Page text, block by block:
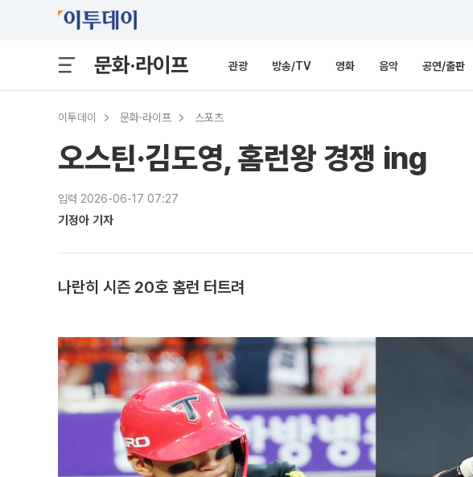
문화·라이프 관광 방송/TV 영화 음악 공연/출판
이투데이 문화·라이프 스포츠
오스틴·김도영, 홈런왕 경쟁 ing
입력 2026-06-17 07:27
기정아 기자
나란히 시즌 20호 홈런 터트려